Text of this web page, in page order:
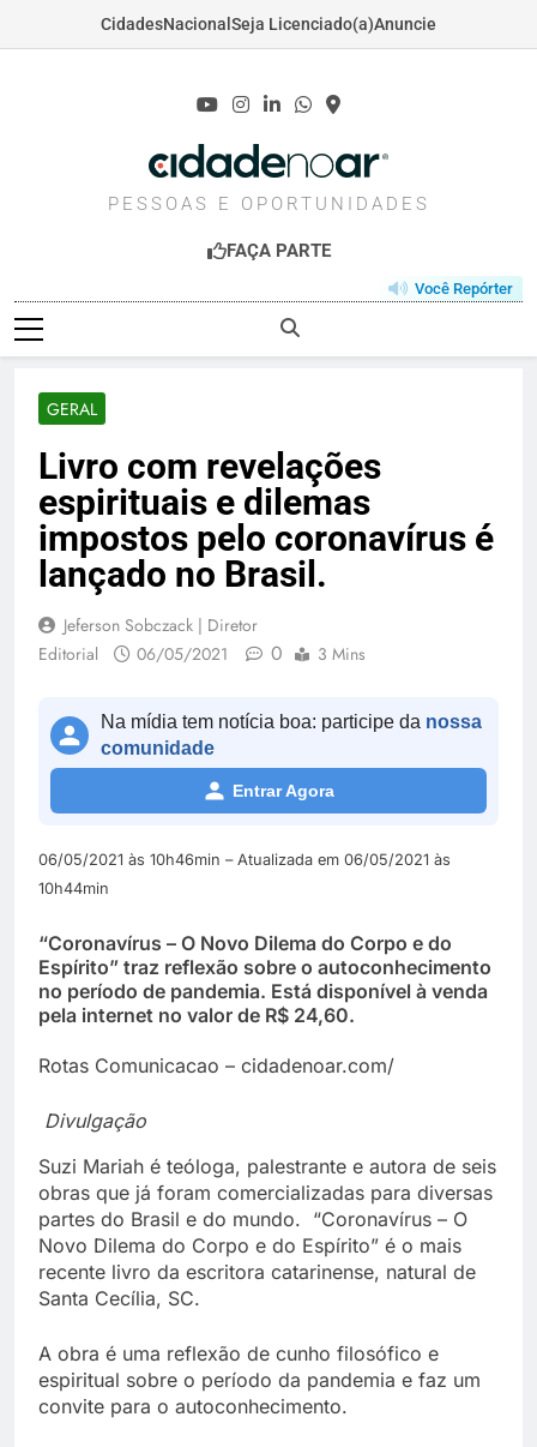
CidadesNacional Seja Licenciado(a)Anuncie
CIDADENOAR.COM
PESSOAS E OPORTUNIDADES
FAÇA PARTE
Você Repórter
GERAL
Livro com revelações
espirituais e dilemas
impostos pelo coronavírus é
lançado no Brasil.
Jeferson Sobczack | Diretor
Editorial
06/05/2021 0 3 Mins
Na mídia tem notícia boa: participe da nossa
comunidade
Entrar Agora
06/05/2021 às 10h46min – Atualizada em 06/05/2021 às
10h44min
“Coronavírus – O Novo Dilema do Corpo e do
Espírito” traz reflexão sobre o autoconhecimento
no período de pandemia. Está disponível à venda
pela internet no valor de R$ 24,60.
Rotas Comunicacao – cidadenoar.com/
Divulgação
Suzi Mariah é teóloga, palestrante e autora de seis
obras que já foram comercializadas para diversas
partes do Brasil e do mundo. “Coronavírus – O
Novo Dilema do Corpo e do Espírito” é o mais
recente livro da escritora catarinense, natural de
Santa Cecília, SC.
A obra é uma reflexão de cunho filosófico e
espiritual sobre o período da pandemia e faz um
convite para o autoconhecimento.